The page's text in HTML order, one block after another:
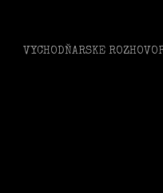
VYCHODŇARSKE